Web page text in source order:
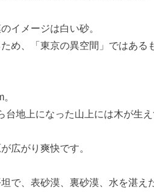
イメージは白い砂。
め、「東京の異空間」ではある
地上になった山上には木が生
広がり爽快です。
で、表砂漠、裏砂漠、水を湛え